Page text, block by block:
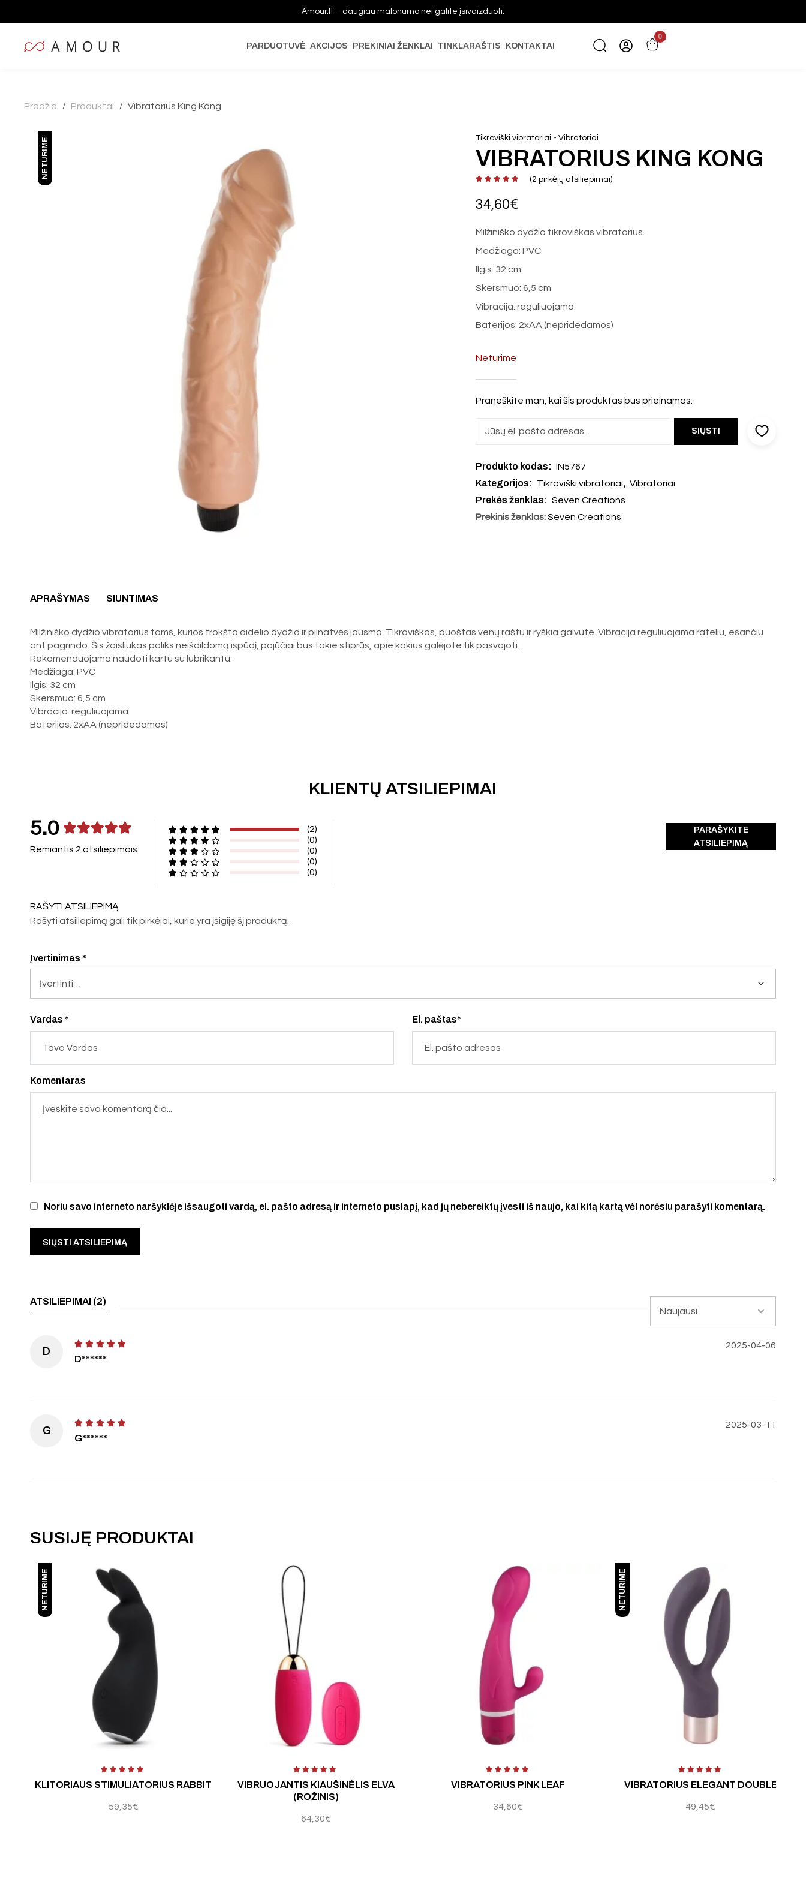
Amour.lt – daugiau malonumo nei galite įsivaizduoti.
PARDUOTUVĖ AKCIJOS PREKINIAI ŽENKLAI TINKLARAŠTIS KONTAKTAI
0
Pradžia / Produktai / Vibratorius King Kong
NETURIME Tikroviški vibratoriai -Vibratoriai
VIBRATORIUS KING KONG
(2 pirkėjų atsiliepimai)
34,60€
Milžiniško dydžio tikroviškas vibratorius.
Medžiaga: PVC
Ilgis: 32 cm
Skersmuo: 6,5 cm
Vibracija: reguliuojama
Baterijos: 2xAA (nepridedamos)
Neturime
Praneškite man, kai šis produktas bus prieinamas:
Produkto kodas: IN5767
Kategorijos: Tikroviški vibratoriai, Vibratoriai
Prekės ženklas: Seven Creations
Prekinis ženklas:Seven Creations
APRAŠYMAS SIUNTIMAS
Milžiniško dydžio vibratorius toms, kurios trokšta didelio dydžio ir pilnatvės jausmo. Tikroviškas, puoštas venų raštu ir ryškia galvute. Vibracija reguliuojama rateliu, esančiu
ant pagrindo. Šis žaisliukas paliks neišdildomą ispūdį, pojūčiai bus tokie stiprūs, apie kokius galėjote tik pasvajoti.
Rekomenduojama naudoti kartu su lubrikantu.
Medžiaga: PVC
Ilgis: 32 cm
Skersmuo: 6,5 cm
Vibracija: reguliuojama
Baterijos: 2xAA (nepridedamos)
KLIENTŲ ATSILIEPIMAI
5.0
Remiantis 2 atsiliepimais
(2)
(0)
(0)
(0)
(0)
PARAŠYKITE
ATSILIEPIMĄ
RAŠYTI ATSILIEPIMĄ
Rašyti atsiliepimą gali tik pirkėjai, kurie yra įsigiję šį produktą.
Vardas * El. paštas*
Noriu savo interneto naršyklėje išsaugoti vardą, el. pašto adresą ir interneto puslapį, kad jų nebereiktų įvesti iš naujo, kai kitą kartą vėl norėsiu parašyti komentarą.
Įvertinimas*
Komentaras
ATSILIEPIMAI (2)
D
D******
2025-04-06
G
G******
2025-03-11
SUSIJĘ PRODUKTAI
NETURIME
KLITORIAUS STIMULIATORIUS RABBIT
59,35€
VIBRUOJANTIS KIAUŠINĖLIS ELVA
(ROŽINIS)
64,30€
VIBRATORIUS PINK LEAF
34,60€
NETURIME
VIBRATORIUS ELEGANT DOUBLE
49,45€
Įvertinimas: Įvertinimas: Įvertinimas: Įvertinimas: